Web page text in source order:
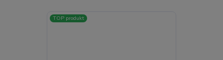
TOP produkt